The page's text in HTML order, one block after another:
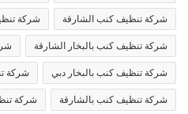
شركة تنظيف كنب الشارقة شركة
شركة تنظيف كنب بالبخار الشارقة
شركة تنظيف كنب بالبخار دبي شركة
شركة تنظيف كنب بالشارقة شركة